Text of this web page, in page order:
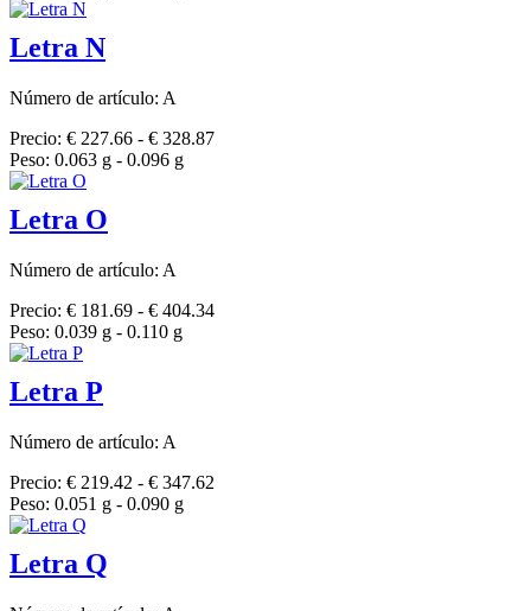
Letra N
Número de artículo: A
Precio: € 227.66 - € 328.87
Peso: 0.063 g - 0.096 g
Letra O
Número de artículo: A
Precio: € 181.69 - € 404.34
Peso: 0.039 g - 0.110 g
Letra P
Número de artículo: A
Precio: € 219.42 - € 347.62
Peso: 0.051 g - 0.090 g
Letra Q